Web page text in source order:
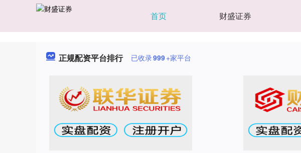
首页 财盛证券
正规配资平台排行 已收录999+家平台